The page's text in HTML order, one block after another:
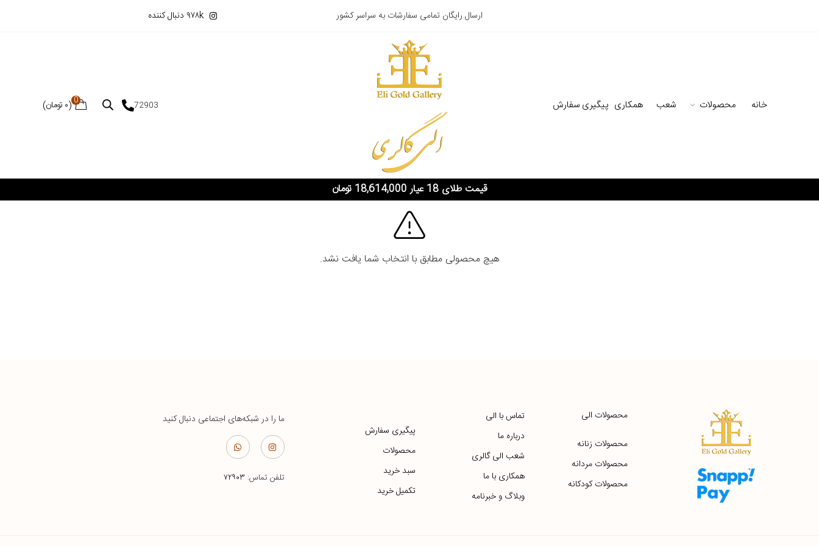
ارسال رایگان تمامی سفارشات به سراسر کشور ۹۷۸k دنبال کننده
خانه محصولات شعب همکاری پیگیری سفارش 72903
0
(۰ تومان)
قیمت طلای 18 عیار 18,614,000 تومان
هیچ محصولی مطابق با انتخاب شما یافت نشد.
محصولات الی
محصولات زنانه
محصولات مردانه
محصولات کودکانه
تماس با الی
درباره ما
شعب الی گالری
همکاری با ما
وبلاگ و خبرنامه
پیگیری سفارش
محصولات
سبد خرید
تکمیل خرید
ما را در شبکه‌های اجتماعی دنبال کنید
تلفن تماس: ۷۲۹۰۳